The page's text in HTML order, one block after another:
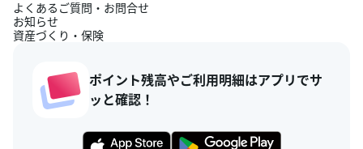
よくあるご質問・お問合せ
お知らせ
資産づくり・保険
ポイント残高やご利用明細はアプリでサ
ッと確認！